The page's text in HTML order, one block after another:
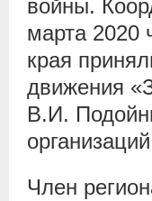
войны.
марта 2020
края
движения
В.И.
Член